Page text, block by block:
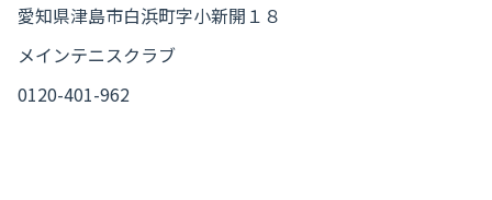
愛知県津島市白浜町字小新開１８
メインテニスクラブ
0120-401-962